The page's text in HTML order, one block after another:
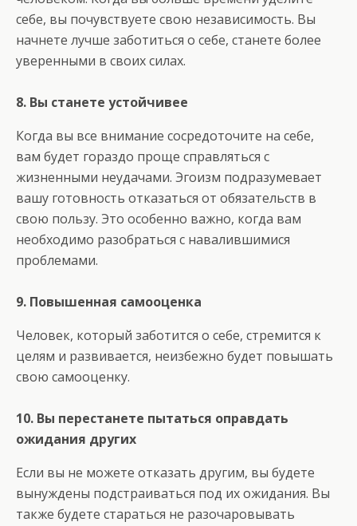
себе, вы почувствуете свою независимость. Вы
начнете лучше заботиться о себе, станете более
уверенными в своих силах.
8. Вы станете устойчивее
Когда вы все внимание сосредоточите на себе,
вам будет гораздо проще справляться с
жизненными неудачами. Эгоизм подразумевает
вашу готовность отказаться от обязательств в
свою пользу. Это особенно важно, когда вам
необходимо разобраться с навалившимися
проблемами.
9. Повышенная самооценка
Человек, который заботится о себе, стремится к
целям и развивается, неизбежно будет повышать
свою самооценку.
10. Вы перестанете пытаться оправдать
ожидания других
Если вы не можете отказать другим, вы будете
вынуждены подстраиваться под их ожидания. Вы
также будете стараться не разочаровывать